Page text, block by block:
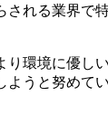
れる業界で
環境に優し
うと努めて